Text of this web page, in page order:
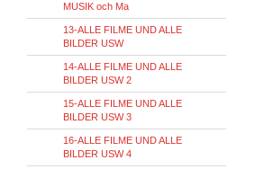
MUSIK och Ma
13-ALLE FILME UND ALLE
BILDER USW
14-ALLE FILME UND ALLE
BILDER USW 2
15-ALLE FILME UND ALLE
BILDER USW 3
16-ALLE FILME UND ALLE
BILDER USW 4